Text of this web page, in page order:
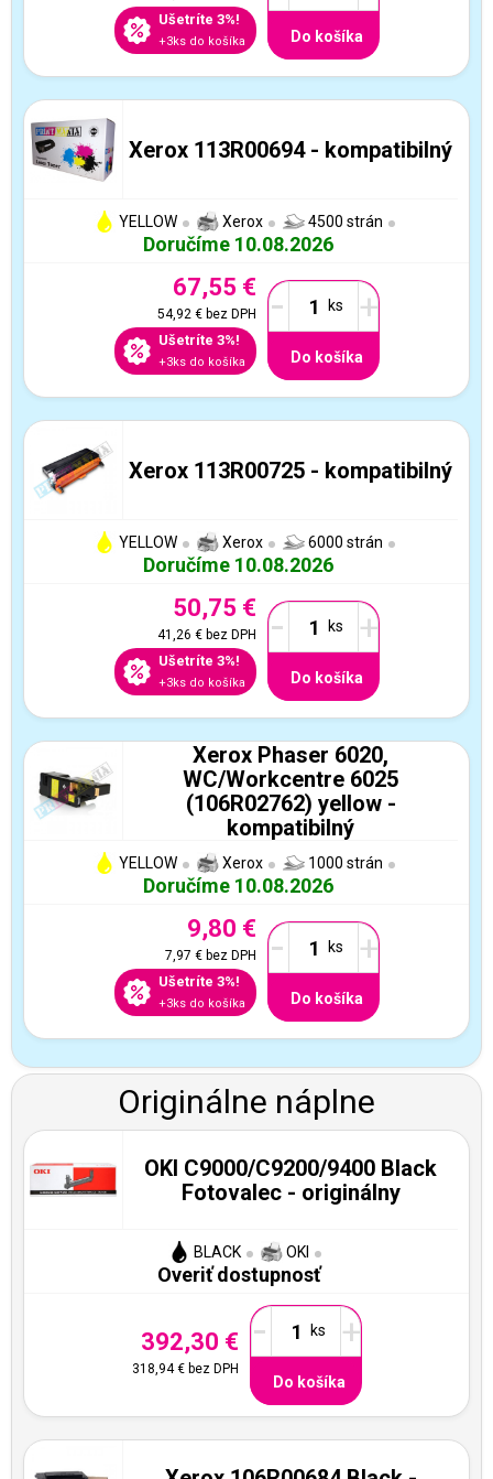
Ušetríte 3%!
+3ks do košíka Do košíka
Xerox 113R00694 - kompatibilný
YELLOW Xerox 4500 strán
Doručíme 10.08.2026
67,55 €
54,92 €bez DPH
Ušetríte 3%!
+3ks do košíka
- +
Do košíka
Xerox 113R00725 - kompatibilný
YELLOW Xerox 6000 strán
Doručíme 10.08.2026
50,75 €
41,26 €bez DPH
Ušetríte 3%!
+3ks do košíka
- +
Do košíka
Xerox Phaser 6020,
WC/Workcentre 6025
(106R02762) yellow -
kompatibilný
YELLOW Xerox 1000 strán
Doručíme 10.08.2026
9,80 €
7,97 €bez DPH
Ušetríte 3%!
+3ks do košíka
- +
Do košíka
Originálne náplne
OKI C9000/C9200/9400 Black
Fotovalec - originálny
BLACK OKI
Overiť dostupnosť
392,30 €
318,94 €bez DPH
- +
Do košíka